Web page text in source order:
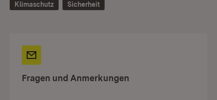
Klimaschutz
Sicherheit
Fragen und Anmerkungen